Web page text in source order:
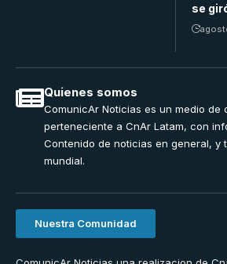
se
Quienes somos
ComunicAr Noticias es un medio de
perteneciente a CnAr Latam, con
Contenido de noticias en general, y
mundial.
Nuestra Comunidad